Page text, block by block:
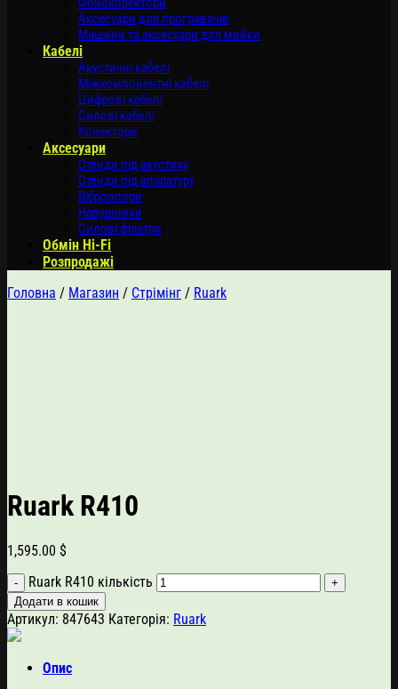
Аксесуари для програвачів
Машини та аксесуари для мийки
Кабелі
Акустичні кабелі
Міжкомпонентні кабелі
Цифрові кабелі
Силові кабелі
Конектори
Аксесуари
Стенди під акустику
Стенди під апаратуру
Віброопори
Навушники
Силові фільтри
Обмін Hi-Fi
Розпродажі
Головна / Магазин / Стрімінг / Ruark
Ruark R410
1,595.00 $
Ruark R410 кількість
Додати в кошик
Артикул: 847643 Категорія: Ruark
Опис